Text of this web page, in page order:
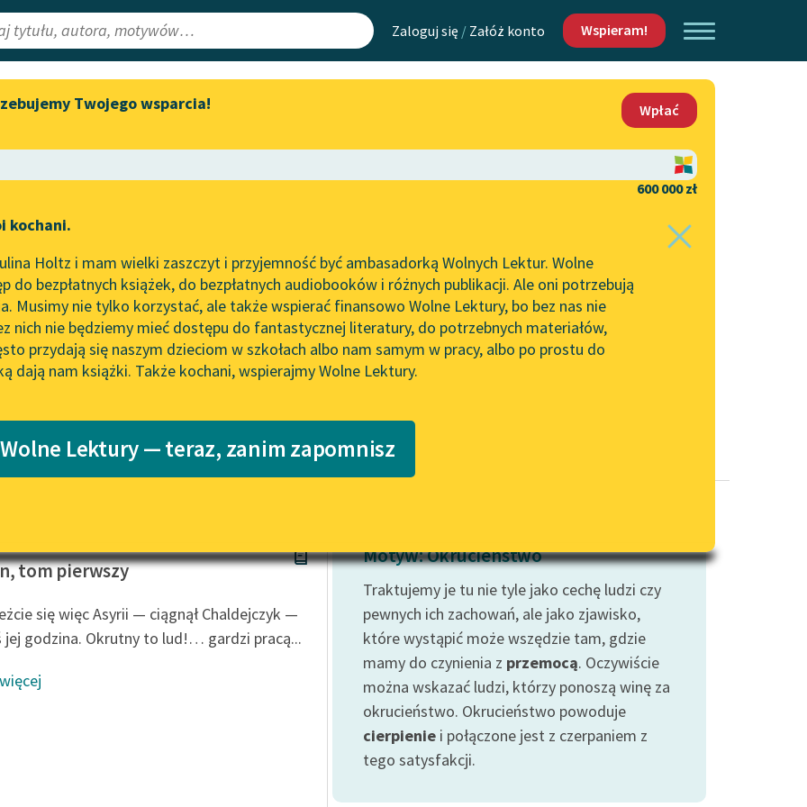
Zaloguj się / Załóż konto Wspieram!
Lektury
redakcyjne
Aktualności
„Prokurator Alicja Horn” do
literatury skandynawskiej
Spotkanie z Katarzyną Tunkiel
w Oslo
102. lata temu zmarł Joseph
Conrad
Lektury szkolne i klasyka
literatury do słuchania dla
E-kolekcja lektur szkolnych i
literatury do słuchania dla
uczennic i uczniów z
niepełnosprawnościami
Feministyczne inspiracje.
Popularyzacja skandynawskiej
Mapa Wolnych Lektur
Leśmianator
API
OAI-PMH
Widget Wolnych Lektur
Katalog
Katalog w formacie PDF
Kontakt
O projekcie
Zasady wykorzystania
Wolnych Lektur
Logotypy
Materiały promocyjne
wrażliwych
Deklaracja dostępności
Twojego wsparcia!
Wpłać
600 000 zł
kochani.
Holtz i mam wielki zaszczyt i przyjemność być ambasadorką Wolnych Lektur. Wolne
do bezpłatnych książek, do bezpłatnych audiobooków i różnych publikacji. Ale oni potrzebują
Musimy nie tylko korzystać, ale także wspierać finansowo Wolne Lektury, bo bez nas nie
nich nie będziemy mieć dostępu do fantastycznej literatury, do potrzebnych materiałów,
przydają się naszym dzieciom w szkołach albo nam samym w pracy, albo po prostu do
dają nam książki. Także kochani, wspierajmy Wolne Lektury.
Lektury — teraz, zanim zapomnisz
Bolesław Prus✖ Epika✖
tom pierwszy
się więc Asyrii — ciągnął Chaldejczyk —
jej godzina. Okrutny to lud!… gardzi pracą...
Motyw: Okrucieństwo
Traktujemy je tu nie tyle jako cechę ludzi czy
pewnych ich zachowań, ale jako zjawisko,
które wystąpić może wszędzie tam, gdzie
mamy do czynienia z przemocą. Oczywiście
można wskazać ludzi, którzy ponoszą winę za
okrucieństwo. Okrucieństwo powoduje
cierpienie i połączone jest z czerpaniem z
tego satysfakcji.